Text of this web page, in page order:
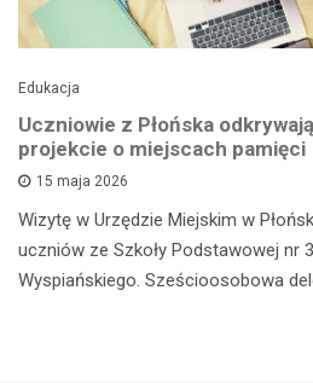
Edukacja
Uczniowie z Płońska
projekcie o miejscach pamięci
15 maja 2026
Wizytę w Urzędzie Miejskim w
uczniów ze Szkoły Podstawowej nr
Wyspiańskiego. Sześcioosobowa